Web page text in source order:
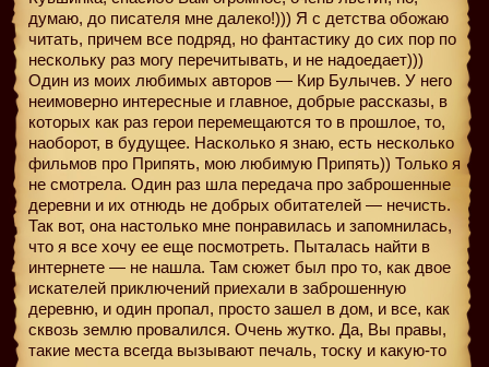
думаю, до писателя мне далеко!))) Я с детства обожаю
читать, причем все подряд, но фантастику до сих пор по
нескольку раз могу перечитывать, и не надоедает)))
Один из моих любимых авторов — Кир Булычев. У него
неимоверно интересные и главное, добрые рассказы, в
которых как раз герои перемещаются то в прошлое, то,
наоборот, в будущее. Насколько я знаю, есть несколько
фильмов про Припять, мою любимую Припять)) Только я
не смотрела. Один раз шла передача про заброшенные
деревни и их отнюдь не добрых обитателей — нечисть.
Так вот, она настолько мне понравилась и запомнилась,
что я все хочу ее еще посмотреть. Пыталась найти в
интернете — не нашла. Там сюжет был про то, как двое
искателей приключений приехали в заброшенную
деревню, и один пропал, просто зашел в дом, и все, как
сквозь землю провалился. Очень жутко. Да, Вы правы,
такие места всегда вызывают печаль, тоску и какую-то